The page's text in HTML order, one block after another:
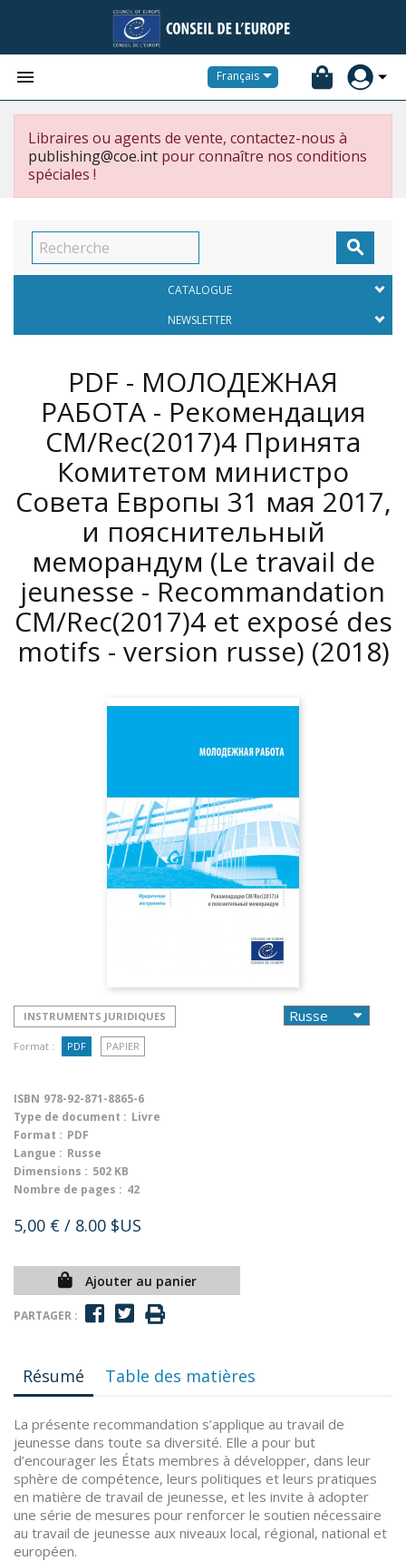
 Français
Libraires ou agents de vente, contactez-nous à
publishing@coe.int pour connaître nos conditions
spéciales !

CATALOGUE
NEWSLETTER
PDF - МОЛОДЕЖНАЯ
РАБОТА - Рекомендация
CM/Rec(2017)4 Принята
Комитетом министро
Совета Европы 31 мая 2017,
и пояснительный
меморандум (Le travail de
jeunesse - Recommandation
CM/Rec(2017)4 et exposé des
motifs - version russe) (2018)
INSTRUMENTS JURIDIQUES
Format : PDF PAPIER
ISBN 978-92-871-8865-6
Type de document : Livre
Format : PDF
Langue : Russe
Dimensions : 502 KB
Nombre de pages : 42
5,00 € / 8.00 $US
Ajouter au panier
PARTAGER :
Résumé Table des matières
La présente recommandation s’applique au travail de
jeunesse dans toute sa diversité. Elle a pour but
d’encourager les États membres à développer, dans leur
sphère de compétence, leurs politiques et leurs pratiques
en matière de travail de jeunesse, et les invite à adopter
une série de mesures pour renforcer le soutien nécessaire
au travail de jeunesse aux niveaux local, régional, national et
européen.